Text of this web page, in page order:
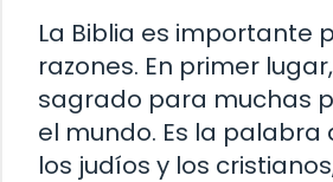
La Biblia es importante
razones. En primer
sagrado para muchas
el mundo. Es la palabra
los judíos y los